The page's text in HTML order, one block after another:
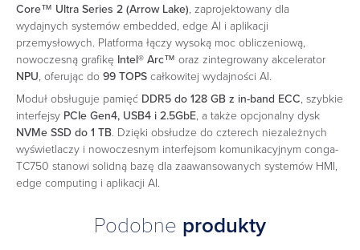
Core™ Ultra Series 2 (Arrow Lake), zaprojektowany dla
wydajnych systemów embedded, edge AI i aplikacji
przemysłowych. Platforma łączy wysoką moc obliczeniową,
nowoczesną grafikę Intel® Arc™ oraz zintegrowany akcelerator
NPU, oferując do 99 TOPS całkowitej wydajności AI.
Moduł obsługuje pamięć DDR5 do 128 GB z in-band ECC, szybkie
interfejsy PCIe Gen4, USB4 i 2.5GbE, a także opcjonalny dysk
NVMe SSD do 1 TB. Dzięki obsłudze do czterech niezależnych
wyświetlaczy i nowoczesnym interfejsom komunikacyjnym conga-
TC750 stanowi solidną bazę dla zaawansowanych systemów HMI,
edge computing i aplikacji AI.
Podobne produkty